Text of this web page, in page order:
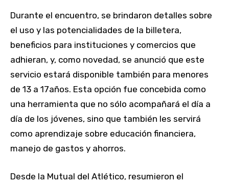
Durante el encuentro, se brindaron detalles sobre
el uso y las potencialidades de la billetera,
beneficios para instituciones y comercios que
adhieran, y, como novedad, se anunció que este
servicio estará disponible también para menores
de 13 a 17años. Esta opción fue concebida como
una herramienta que no sólo acompañará el día a
día de los jóvenes, sino que también les servirá
como aprendizaje sobre educación financiera,
manejo de gastos y ahorros.
Desde la Mutual del Atlético, resumieron el